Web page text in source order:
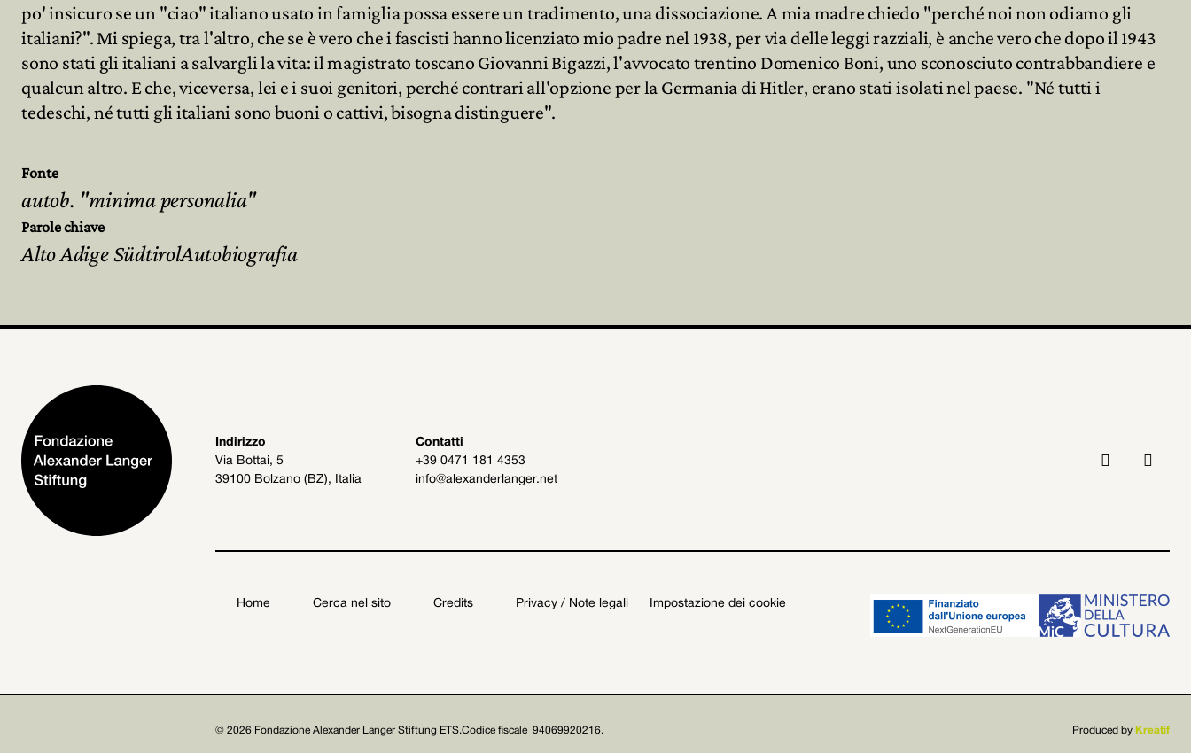
Archivio
Partecipa 
po' insicuro se un "ciao" italiano usato in famiglia possa essere un tradimento, una dissociazione. A mia madre chiedo "perché noi non odiamo gli
italiani?". Mi spiega, tra l'altro, che se è vero che i fascisti hanno licenziato mio padre nel 1938, per via delle leggi razziali, è anche vero che dopo il 1943
sono stati gli italiani a salvargli la vita: il magistrato toscano Giovanni Bigazzi, l'avvocato trentino Domenico Boni, uno sconosciuto contrabbandiere e
qualcun altro. E che, viceversa, lei e i suoi genitori, perché contrari all'opzione per la Germania di Hitler, erano stati isolati nel paese. "Né tutti i
tedeschi, né tutti gli italiani sono buoni o cattivi, bisogna distinguere".
Fonte
autob. "minima personalia"
Parole chiave
Alto Adige SüdtirolAutobiografia
Indirizzo
Via Bottai, 5
39100 Bolzano (BZ), Italia
Contatti
+39 0471 181 4353
info@alexanderlanger.net
 
Home Cerca nel sito Credits Privacy / Note legali Impostazione dei cookie
© 2026 Fondazione Alexander Langer Stiftung ETS.Codice fiscale 94069920216. Produced by Kreatif